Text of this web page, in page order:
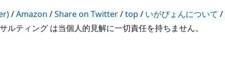
/Amazon /Share on Twitter/top / いがぴょんについて /
ティング は当個人的見解に一切責任を持ちません。